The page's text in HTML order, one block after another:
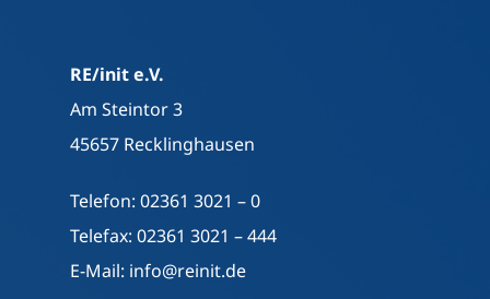
RE/init e.V.
Am Steintor 3
45657 Recklinghausen
Telefon: 02361 3021 – 0
Telefax: 02361 3021 – 444
E-Mail: info@reinit.de